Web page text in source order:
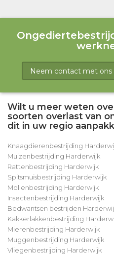
Neem contact met
Wilt u meer weten
soorten overlast van
dit in uw regio
Knaagdierenbestrijding
Muizenbestrijding Harderwijk
Rattenbestrijding Harderwijk
Spitsmuisbestrijding Harderwijk
Mollenbestrijding Harderwijk
Insectenbestrijding Harderwijk
Bedwantsen bestrijden
Kakkerlakkenbestrijding
Mierenbestrijding Harderwijk
Muggenbestrijding Harderwijk
Vliegenbestrijding Harderwijk